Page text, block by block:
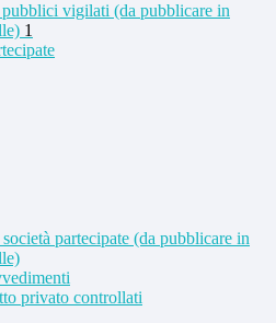
vigilati (da pubblicare in
1
partecipate (da pubblicare in
privato controllati